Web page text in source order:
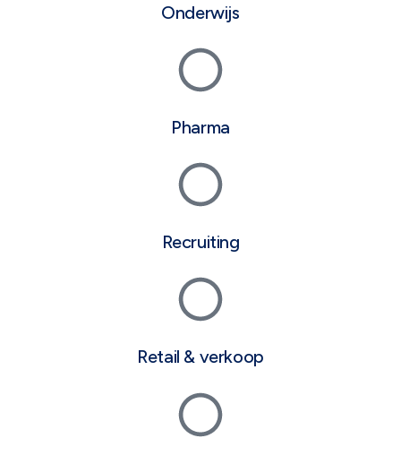
Onderwijs
Pharma
Recruiting
Retail & verkoop